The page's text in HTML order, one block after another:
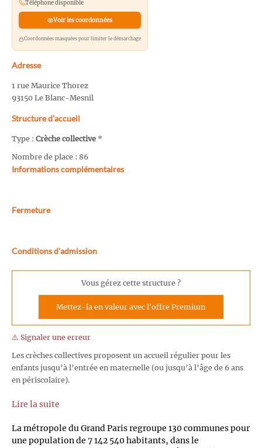
Téléphone disponible
Voir les coordonnées
Coordonnées masquées pour limiter le démarchage
Adresse
1 rue Maurice Thorez
93150 Le Blanc-Mesnil
Structure d’accueil
Type : Crèche collective *
Nombre de place : 86
Informations complémentaires
Fermeture
Conditions d'admission
Vous gérez cette structure ?
Mettez-la en valeur avec l'offre Premium
⚠️ Signaler une erreur
Les crèches collectives proposent un accueil régulier pour les
enfants jusqu’à l’entrée en maternelle (ou jusqu’à l’âge de 6 ans
en périscolaire).
Lire la suite
La métropole du Grand Paris regroupe 130 communes pour
une population de 7 142 540 habitants, dans le